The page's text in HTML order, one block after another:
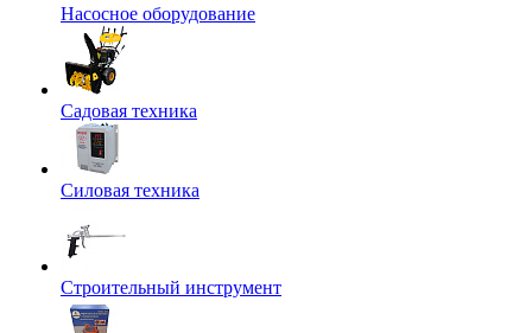
Насосное оборудование
Садовая техника
Силовая техника
Строительный инструмент